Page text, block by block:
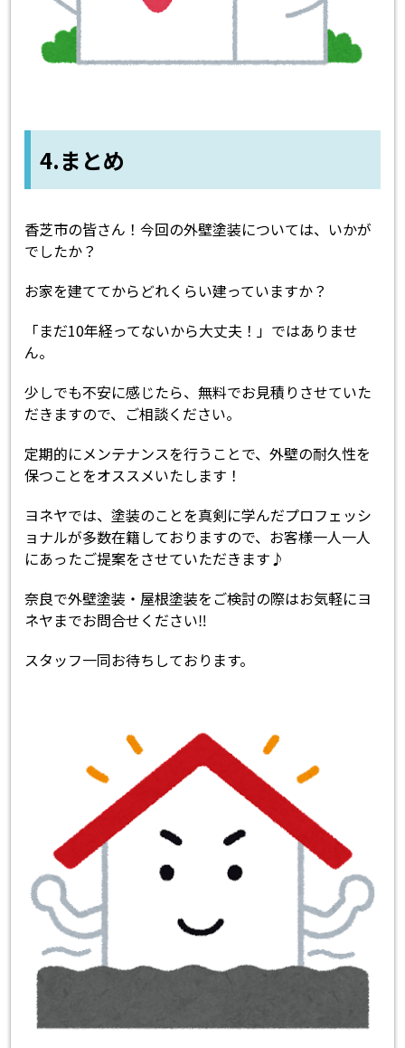
4.まとめ
香芝市の皆さん！今回の外壁塗装については、いかが
でしたか？
お家を建ててからどれくらい建っていますか？
「まだ10年経ってないから大丈夫！」ではありませ
ん。
少しでも不安に感じたら、無料でお見積りさせていた
だきますので、ご相談ください。
定期的にメンテナンスを行うことで、外壁の耐久性を
保つことをオススメいたします！
ヨネヤでは、塗装のことを真剣に学んだプロフェッシ
ョナルが多数在籍しておりますので、お客様一人一人
にあったご提案をさせていただきます♪
奈良で外壁塗装・屋根塗装をご検討の際はお気軽にヨ
ネヤまでお問合せください‼
スタッフ一同お待ちしております。